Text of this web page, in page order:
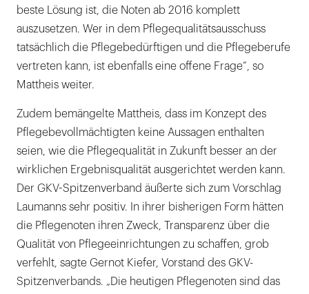
beste Lösung ist, die Noten ab 2016 komplett
auszusetzen. Wer in dem Pflegequalitätsausschuss
tatsächlich die Pflegebedürftigen und die Pflegeberufe
vertreten kann, ist ebenfalls eine offene Frage“, so
Mattheis weiter.
Zudem bemängelte Mattheis, dass im Konzept des
Pflegebevollmächtigten keine Aussagen enthalten
seien, wie die Pflegequalität in Zukunft besser an der
wirklichen Ergebnisqualität ausgerichtet werden kann.
Der GKV-Spitzenverband äußerte sich zum Vorschlag
Laumanns sehr positiv. In ihrer bisherigen Form hätten
die Pflegenoten ihren Zweck, Transparenz über die
Qualität von Pflegeeinrichtungen zu schaffen, grob
verfehlt, sagte Gernot Kiefer, Vorstand des GKV-
Spitzenverbands. „Die heutigen Pflegenoten sind das